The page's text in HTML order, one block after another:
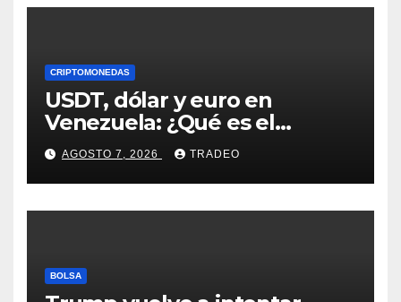
CRIPTOMONEDAS
USDT, dólar y euro en
Venezuela: ¿Qué es el
fenómeno “Rockets and
Feathers”?
AGOSTO 7, 2026 TRADEO
BOLSA